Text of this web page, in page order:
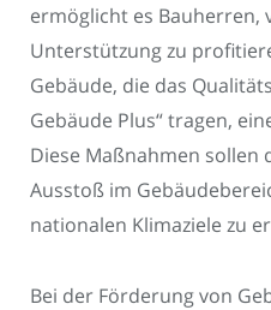
ermöglicht es Bauherren,
Unterstützung zu
Gebäude, die das
Gebäude Plus“ tragen,
Diese Maßnahmen sollen
Ausstoß im
nationalen Klimaziele zu
Bei der Förderung von